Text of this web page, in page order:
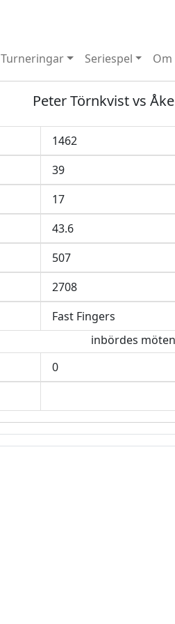
Turneringar Seriespel Om
Peter Törnkvist vs
1462
39
17
43.6
507
2708
Fast Fingers
inbördes möten
0